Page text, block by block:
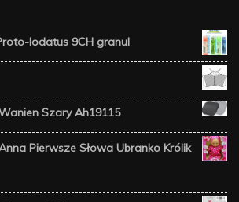
Iodatus 9CH granul
Szary Ah19115
Pierwsze Słowa Ubranko Królik